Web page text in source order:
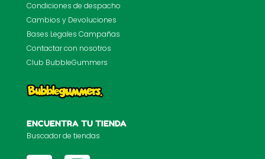
Condiciones de despacho
Cambios y Devoluciones
Bases Legales Campañas
Contactar con nosotros
Club BubbleGummers
ENCUENTRA TU TIENDA
Buscador de tiendas